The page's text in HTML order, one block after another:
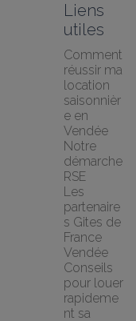
Liens
utiles
Comment
réussir ma
location
saisonnièr
e en
Vendée
Notre
démarche
RSE
Les
partenaire
s Gites de
France
Vendée
Conseils
pour louer
rapideme
nt sa